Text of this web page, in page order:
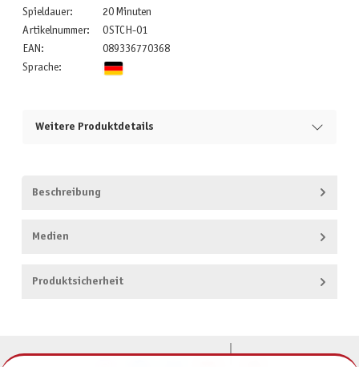
Spieldauer:
20 Minuten
Artikelnummer:
OSTCH-01
EAN:
089336770368
Sprache:
Weitere Produktdetails
Beschreibung
Medien
Produktsicherheit